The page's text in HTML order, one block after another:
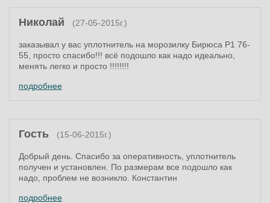
Николай (27-05-2015г.)
заказывал у вас уплотнитель на морозилку Бирюса Р1 76-
55, просто спасибо!!! всё подошло как надо идеально,
менять легко и просто !!!!!!!!
подробнее
Гость (15-06-2015г.)
Добрый день. Спасибо за оперативность, уплотнитель
получен и установлен. По размерам все подошло как
надо, проблем не возникло. Константин
подробнее